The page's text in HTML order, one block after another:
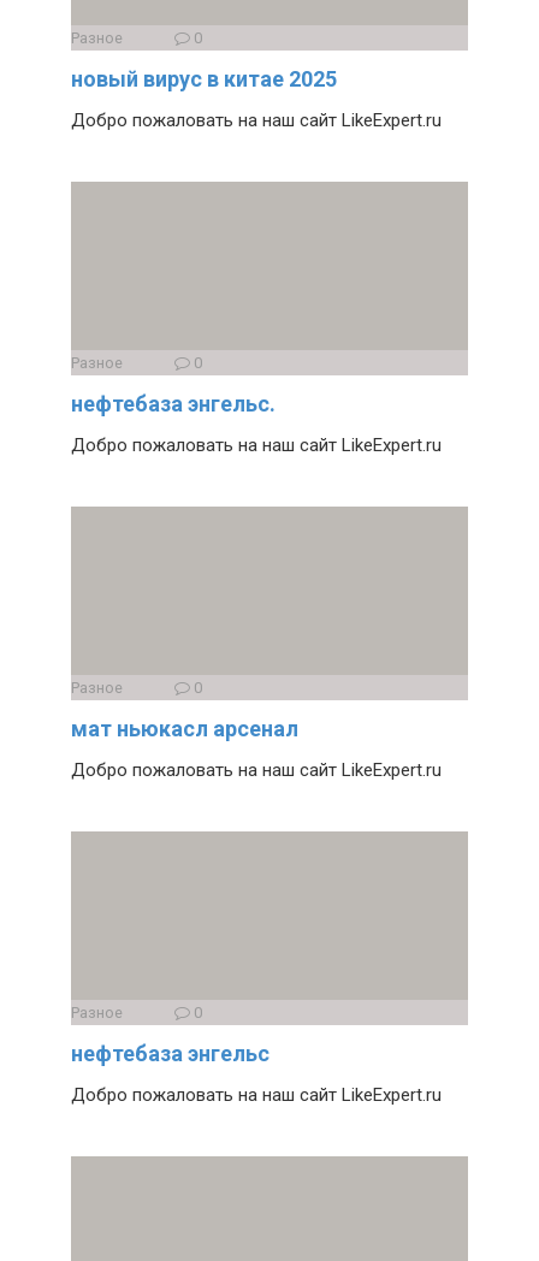
Разное 0
новый вирус в китае 2025
Добро пожаловать на наш сайт LikeExpert.ru
Разное 0
нефтебаза энгельс.
Добро пожаловать на наш сайт LikeExpert.ru
Разное 0
мат ньюкасл арсенал
Добро пожаловать на наш сайт LikeExpert.ru
Разное 0
нефтебаза энгельс
Добро пожаловать на наш сайт LikeExpert.ru